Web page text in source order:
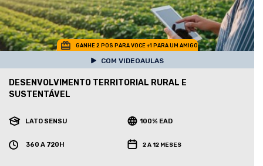
GANHE 2 POS PARA VOCE +1 PARA UM AMIGO
COM VIDEOAULAS
DESENVOLVIMENTO TERRITORIAL RURAL E
SUSTENTÁVEL
LATO SENSU 100% EAD
360 A 720H 2 A 12 MESES